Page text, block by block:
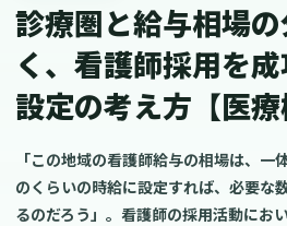
診療圏と給与相場
く、看護師採用を
設定の考え方【医療
「この地域の看護師給与の相場は、一
のくらいの時給に設定すれば、必要な
るのだろう」。看護師の採用活動にお